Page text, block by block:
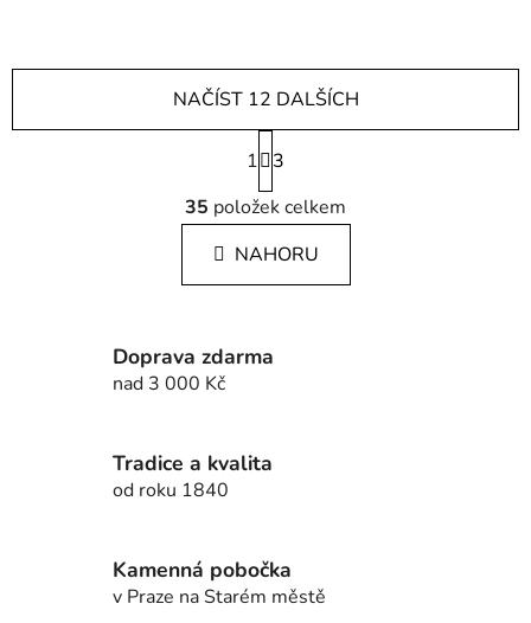
O
v
l
á
d
í
k
ý
p
i
NAČÍST 12 DALŠÍCH
S
t
r
á
n
k
í
1
3
35 položek celkem
NAHORU
Doprava zdarma
nad 3 000 Kč
Tradice a kvalita
od roku 1840
Kamenná pobočka
v Praze na Starém městě